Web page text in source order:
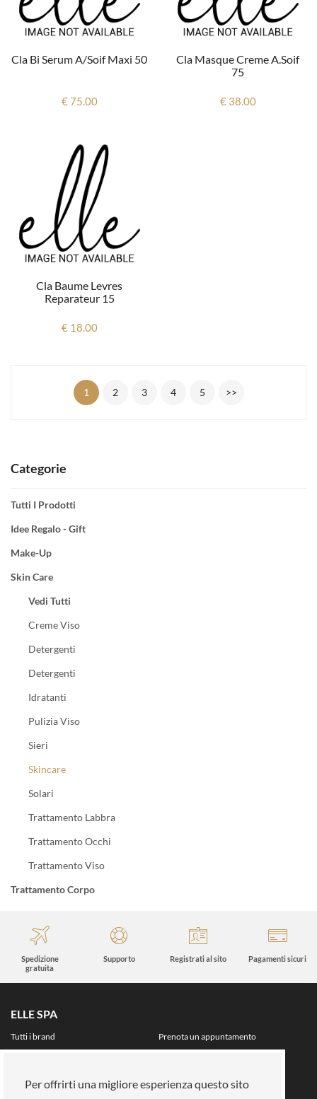
Categorie
Tutti I Prodotti
Idee Regalo - Gift
Make-Up
Skin Care
Vedi Tutti
Creme Viso
Detergenti
Detergenti
Idratanti
Pulizia Viso
Sieri
Skincare
Solari
Trattamento Labbra
Trattamento Occhi
Trattamento Viso
Trattamento Corpo
Cla Bi Serum A/soif Maxi 50
€ 75.00
Cla Masque Creme A.soif
75
€ 38.00
Cla Baume Levres
Reparateur 15
€ 18.00
1 2 3 4 5 >>
Spedizione
gratuita
Supporto Registrati al sito Pagamenti sicuri
ELLE SPA
Tutti i brand
Prenota un appuntamento
Fidelity card
Chi siamo
Su di noi
Per offrirti una migliore esperienza questo sito